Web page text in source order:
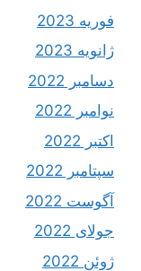
فوریه 2023
ژانویه 2023
دسامبر 2022
نوامبر 2022
اکتبر 2022
سپتامبر 2022
آگوست 2022
جولای 2022
ژوئن 2022